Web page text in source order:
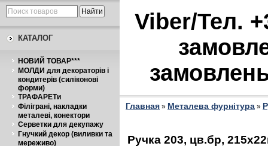
КАТАЛОГ
НОВИЙ ТОВАР***
МОЛДИ для декораторів і
кондитерів (силіконові
форми)
ТРАФАРЕТи
Філіграні, накладки
металеві, конектори
Серветки для декупажу
Гнучкий декор (виливки та
мереживо)
Viber/Тел.
Главная » Металева фурнітура »
Ручка 203, цв.бр,